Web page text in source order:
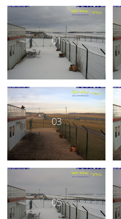
01
03
05